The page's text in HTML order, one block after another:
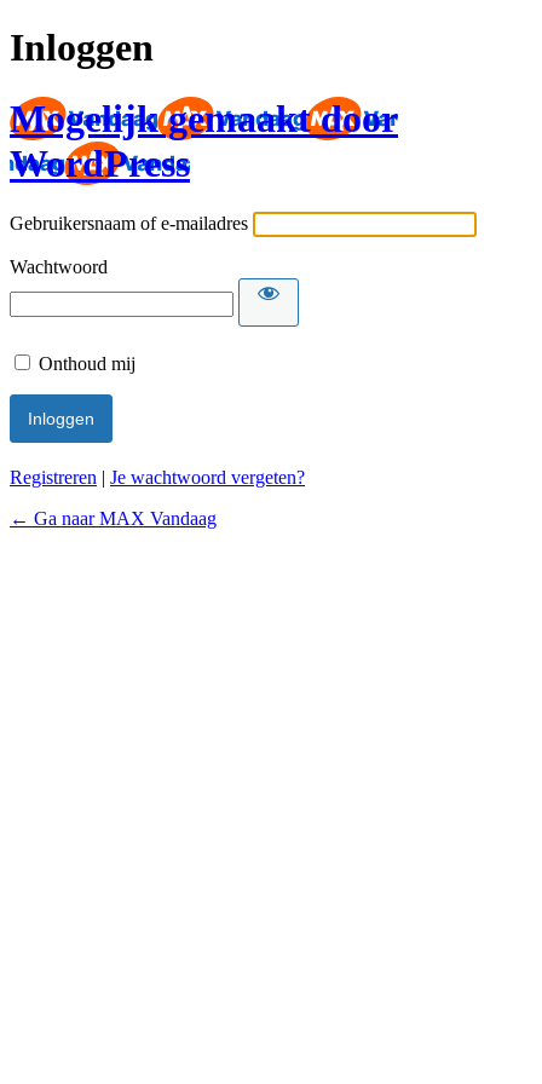
Inloggen
Mogelijk gemaakt door
WordPress
Gebruikersnaam of e-mailadres
Wachtwoord
Onthoud mij
Registreren | Je wachtwoord vergeten?
← Ga naar MAX Vandaag